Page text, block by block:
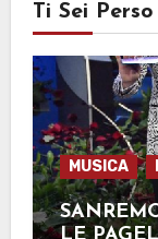
Ti Sei Perso
MUSICA